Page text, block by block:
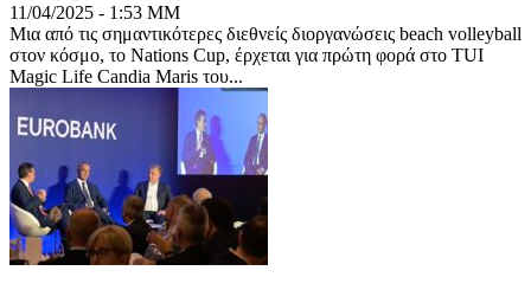
11/04/2025 - 1:53 ΜΜ
Μια από τις σημαντικότερες διεθνείς διοργανώσεις beach volleyball
στον κόσμο, το Nations Cup, έρχεται για πρώτη φορά στο TUI
Magic Life Candia Maris του...